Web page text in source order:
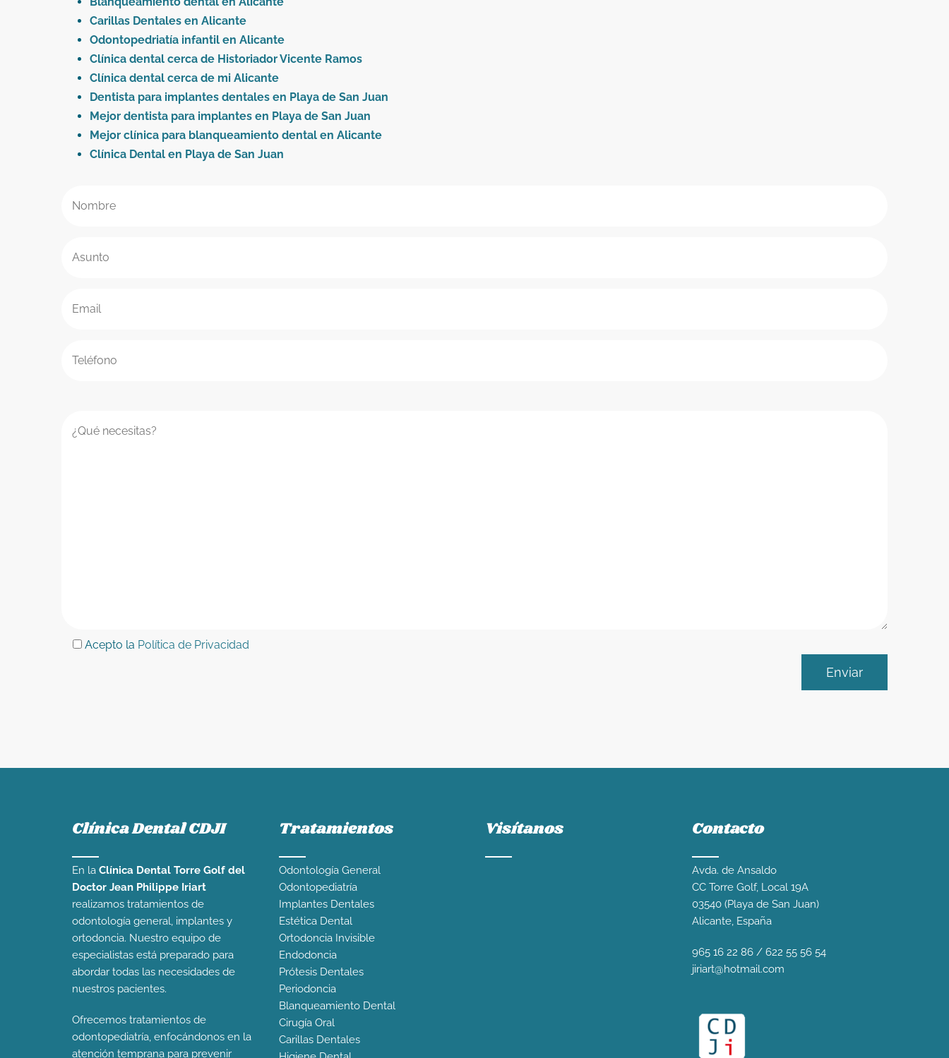
Carillas Dentales en Alicante
Odontopedriatía infantil en Alicante
Clínica dental cerca de Historiador Vicente Ramos
Clínica dental cerca de mi Alicante
Dentista para implantes dentales en Playa de San Juan
Mejor dentista para implantes en Playa de San Juan
Mejor clínica para blanqueamiento dental en Alicante
Clínica Dental en Playa de San Juan
Acepto la Política de Privacidad
Clínica Dental CDJI
En la Clínica Dental Torre Golf del
Doctor Jean Philippe Iriart
realizamos tratamientos de
odontología general, implantes y
ortodoncia. Nuestro equipo de
especialistas está preparado para
abordar todas las necesidades de
nuestros pacientes.
Ofrecemos tratamientos de
odontopediatría, enfocándonos en la
atención temprana para prevenir
Tratamientos
Odontología General
Odontopediatría
Implantes Dentales
Estética Dental
Ortodoncia Invisible
Endodoncia
Prótesis Dentales
Periodoncia
Blanqueamiento Dental
Cirugía Oral
Carillas Dentales
Visítanos Contacto
Avda. de Ansaldo
CC Torre Golf, Local 19A
03540 (Playa de San Juan)
Alicante, España
965 16 22 86/ 622 55 56 54
jiriart@hotmail.com